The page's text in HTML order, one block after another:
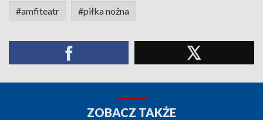
#amfiteatr #piłka nożna
ZOBACZ TAKŻE